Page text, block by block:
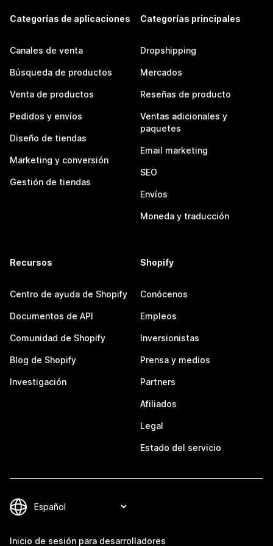
Categorías de aplicaciones
Canales de venta
Búsqueda de productos
Venta de productos
Pedidos y envíos
Diseño de tiendas
Marketing y conversión
Gestión de tiendas
Categorías principales
Dropshipping
Mercados
Reseñas de producto
Ventas adicionales y
paquetes
Email marketing
SEO
Envíos
Moneda y traducción
Recursos
Centro de ayuda de Shopify
Documentos de API
Comunidad de Shopify
Blog de Shopify
Investigación
Shopify
Conócenos
Empleos
Inversionistas
Prensa y medios
Partners
Afiliados
Legal
Estado del servicio
Inicio de sesión para desarrolladores